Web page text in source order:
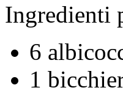
Ingredienti
6
1